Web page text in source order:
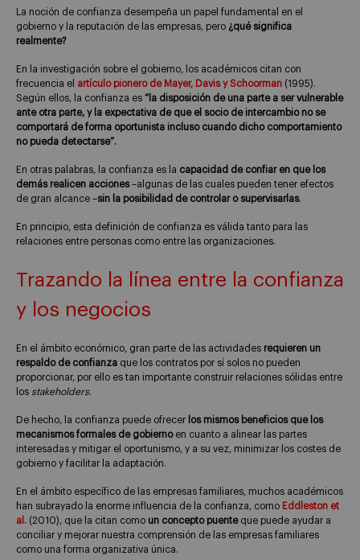
La noción de confianza desempeña un papel fundamental en el
gobierno y la reputación de las empresas, pero ¿qué significa
realmente?
En la investigación sobre el gobierno, los académicos citan con
frecuencia el artículo pionero de Mayer, Davis y Schoorman (1995).
Según ellos, la confianza es “la disposición de una parte a ser vulnerable
ante otra parte, y la expectativa de que el socio de intercambio no se
comportará de forma oportunista incluso cuando dicho comportamiento
no pueda detectarse”.
En otras palabras, la confianza es la capacidad de confiar en que los
demás realicen acciones–algunas de las cuales pueden tener efectos
de gran alcance –sin la posibilidad de controlar o supervisarlas.
En principio, esta definición de confianza es válida tanto para las
relaciones entre personas como entre las organizaciones.
Trazando la línea entre la confianza
y los negocios
En el ámbito económico, gran parte de las actividades requieren un
respaldo de confianza que los contratos por sí solos no pueden
proporcionar, por ello es tan importante construir relaciones sólidas entre
los stakeholders.
De hecho, la confianza puede ofrecer los mismos beneficios que los
mecanismos formales de gobiernoen cuanto a alinear las partes
interesadas y mitigar el oportunismo, y a su vez, minimizar los costes de
gobierno y facilitar la adaptación.
En el ámbito específico de las empresas familiares, muchos académicos
han subrayado la enorme influencia de la confianza, como Eddleston et
al. (2010), que la citan como un concepto puenteque puede ayudar a
conciliar y mejorar nuestra comprensión de las empresas familiares
como una forma organizativa única.